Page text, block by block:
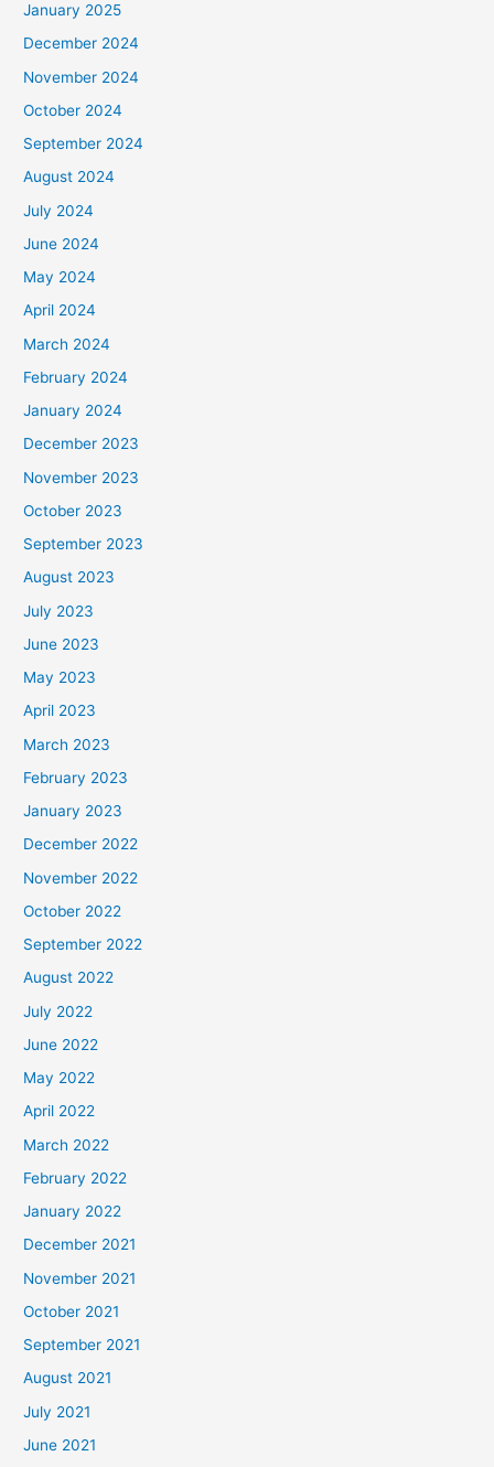
January 2025
December 2024
November 2024
October 2024
September 2024
August 2024
July 2024
June 2024
May 2024
April 2024
March 2024
February 2024
January 2024
December 2023
November 2023
October 2023
September 2023
August 2023
July 2023
June 2023
May 2023
April 2023
March 2023
February 2023
January 2023
December 2022
November 2022
October 2022
September 2022
August 2022
July 2022
June 2022
May 2022
April 2022
March 2022
February 2022
January 2022
December 2021
November 2021
October 2021
September 2021
August 2021
July 2021
June 2021